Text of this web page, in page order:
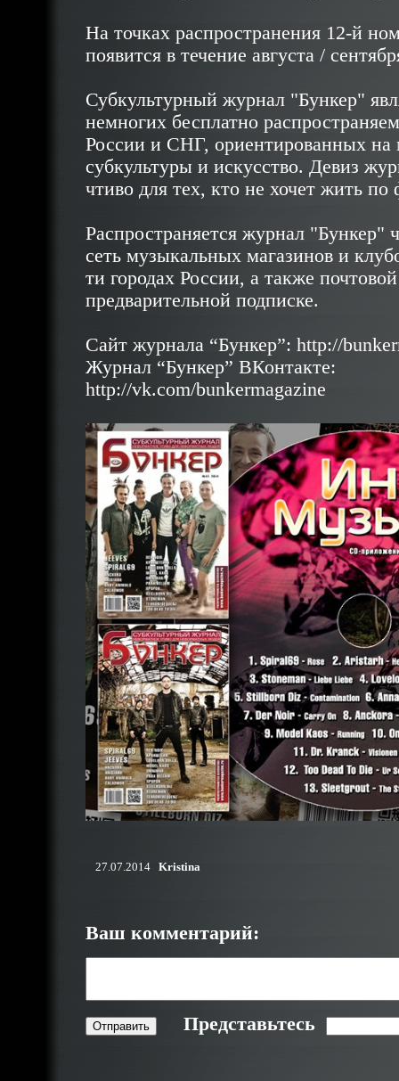
На точках распространения 12-й
появится в течение августа /
Субкультурный журнал "Бункер"
немногих бесплатно
России и СНГ, ориентированных на
субкультуры и искусство. Девиз
чтиво для тех, кто не хочет жить по
Распространяется журнал "Бункер"
сеть музыкальных магазинов и
ти городах России, а также
предварительной подписке.
Сайт журнала “Бункер”: http://
Журнал “Бункер” ВКонтакте:
http://vk.com/bunkermagazine
27.07.2014 Kristina
Ваш комментарий:
Представьтесь